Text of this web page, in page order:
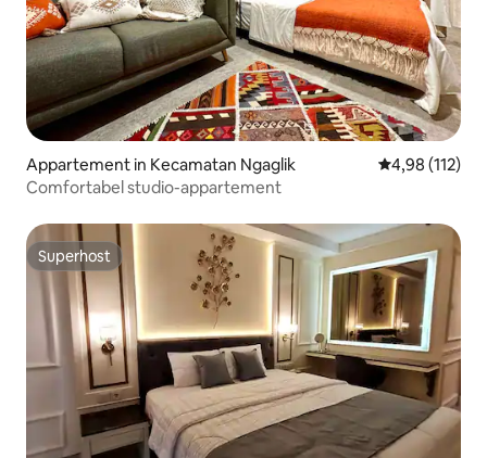
Appartement in Kecamatan Ngaglik Gemiddelde
4,98 (112)
Comfortabel studio-appartement
Superhost
Superhost